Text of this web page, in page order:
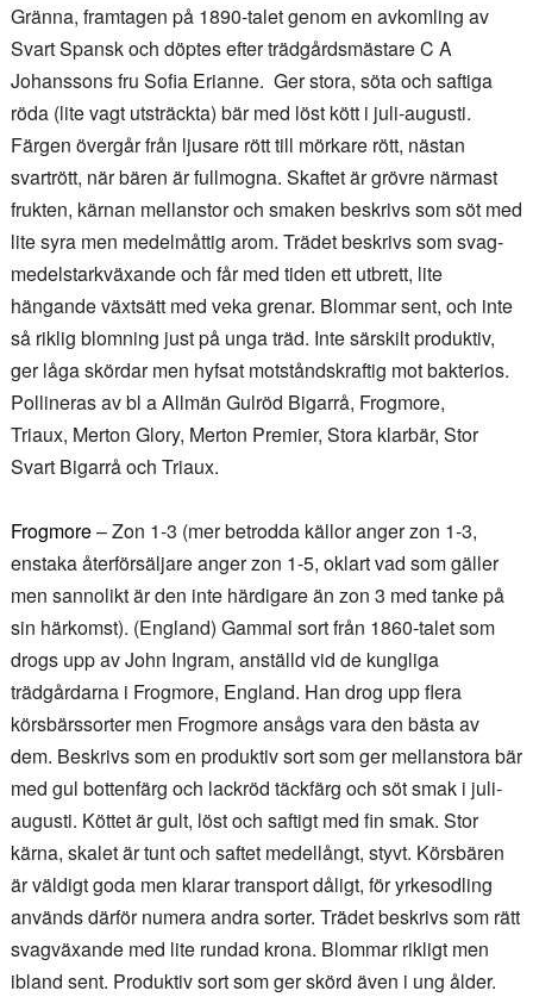
Gränna, framtagen på 1890-talet genom en avkomling av
Svart Spansk och döptes efter trädgårdsmästare C A
Johanssons fru Sofia Erianne. Ger stora, söta och saftiga
röda (lite vagt utsträckta) bär med löst kött i juli-augusti.
Färgen övergår från ljusare rött till mörkare rött, nästan
svartrött, när bären är fullmogna. Skaftet är grövre närmast
frukten, kärnan mellanstor och smaken beskrivs som söt med
lite syra men medelmåttig arom. Trädet beskrivs som svag-
medelstarkväxande och får med tiden ett utbrett, lite
hängande växtsätt med veka grenar. Blommar sent, och inte
så riklig blomning just på unga träd. Inte särskilt produktiv,
ger låga skördar men hyfsat motståndskraftig mot bakterios.
Pollineras av bl a Allmän Gulröd Bigarrå, Frogmore,
Triaux, Merton Glory, Merton Premier, Stora klarbär, Stor
Svart Bigarrå och Triaux.
Frogmore– Zon 1-3 (mer betrodda källor anger zon 1-3,
enstaka återförsäljare anger zon 1-5, oklart vad som gäller
men sannolikt är den inte härdigare än zon 3 med tanke på
sin härkomst). (England) Gammal sort från 1860-talet som
drogs upp av John Ingram, anställd vid de kungliga
trädgårdarna i Frogmore, England. Han drog upp flera
körsbärssorter men Frogmore ansågs vara den bästa av
dem. Beskrivs som en produktiv sort som ger mellanstora bär
med gul bottenfärg och lackröd täckfärg och söt smak i juli-
augusti. Köttet är gult, löst och saftigt med fin smak. Stor
kärna, skalet är tunt och saftet medellångt, styvt. Körsbären
är väldigt goda men klarar transport dåligt, för yrkesodling
används därför numera andra sorter. Trädet beskrivs som rätt
svagväxande med lite rundad krona. Blommar rikligt men
ibland sent. Produktiv sort som ger skörd även i ung ålder.